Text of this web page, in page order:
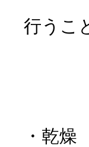
行うこ
・乾燥